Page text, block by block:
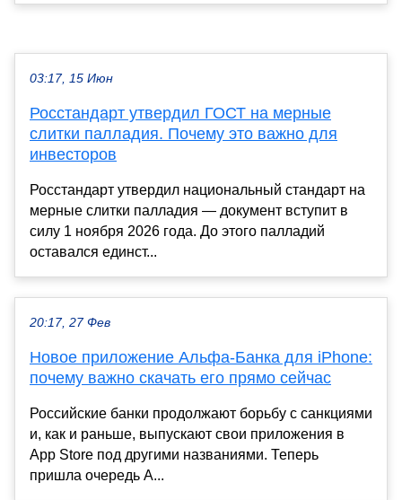
03:17, 15 Июн
Росстандарт утвердил ГОСТ на мерные
слитки палладия. Почему это важно для
инвесторов
Росстандарт утвердил национальный стандарт на
мерные слитки палладия — документ вступит в
силу 1 ноября 2026 года. До этого палладий
оставался единст...
20:17, 27 Фев
Новое приложение Альфа-Банка для iPhone:
почему важно скачать его прямо сейчас
Российские банки продолжают борьбу с санкциями
и, как и раньше, выпускают свои приложения в
App Store под другими названиями. Теперь
пришла очередь А...